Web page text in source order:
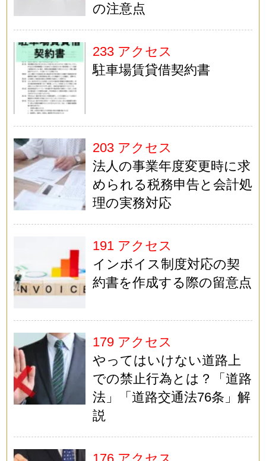
の注意点
233 アクセス
駐車場賃貸借契約書
203 アクセス
法人の事業年度変更時に求
められる税務申告と会計処
理の実務対応
191 アクセス
インボイス制度対応の契
約書を作成する際の留意点
179 アクセス
やってはいけない道路上
での禁止行為とは？「道路
法」「道路交通法76条」解
説